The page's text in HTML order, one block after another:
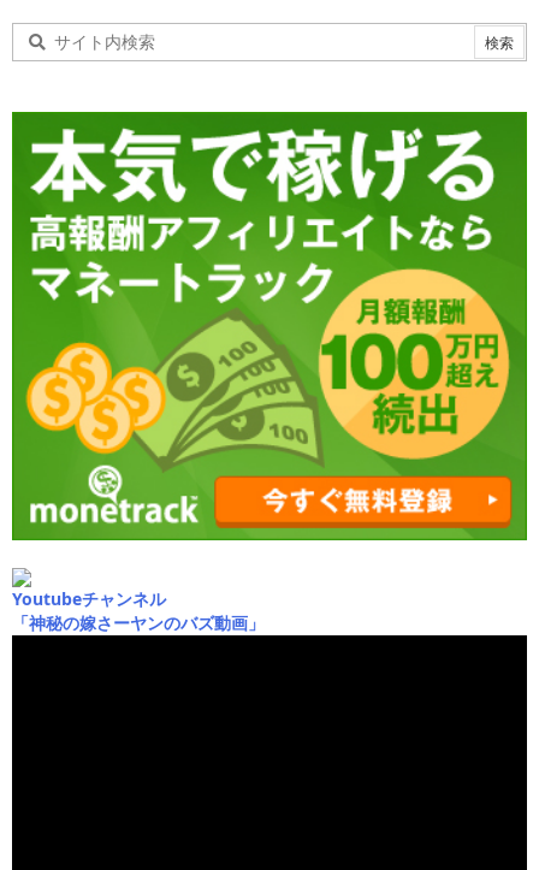
Youtubeチャンネル
「神秘の嫁さーヤンのバズ動画」